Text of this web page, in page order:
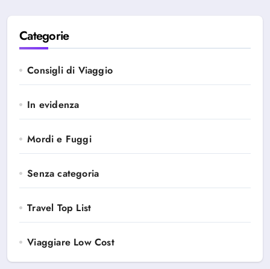
Categorie
Consigli di Viaggio
In evidenza
Mordi e Fuggi
Senza categoria
Travel Top List
Viaggiare Low Cost